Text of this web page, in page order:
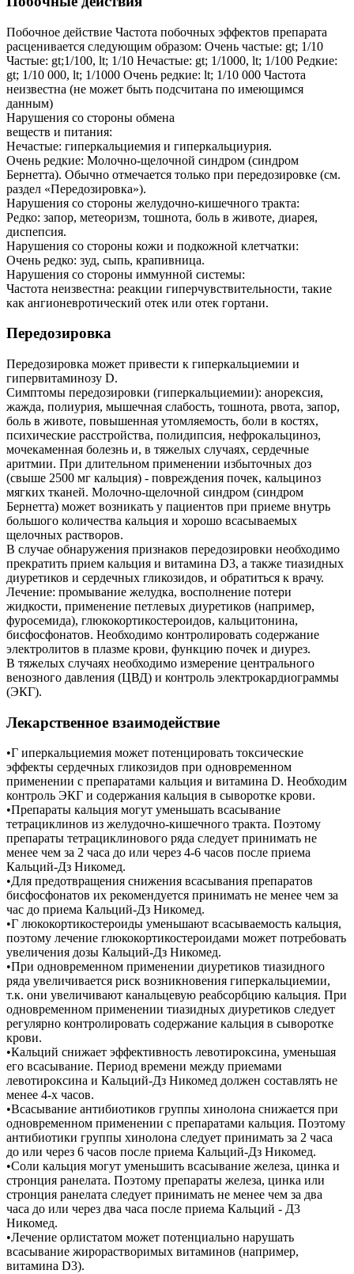
Побочное действие Частота побочных эффектов препарата
расценивается следующим образом: Очень частые: gt; 1/10
Частые: gt;1/100, lt; 1/10 Нечастые: gt; 1/1000, lt; 1/100 Редкие:
gt; 1/10 000, lt; 1/1000 Очень редкие: lt; 1/10 000 Частота
неизвестна (не может быть подсчитана по имеющимся
данным)
Нарушения со стороны обмена
веществ и питания:
Нечастые: гиперкальциемия и гиперкальциурия.
Очень редкие: Молочно-щелочной синдром (синдром
Бернетта). Обычно отмечается только при передозировке (см.
раздел «Передозировка»).
Нарушения со стороны желудочно-кишечного тракта:
Редко: запор, метеоризм, тошнота, боль в животе, диарея,
диспепсия.
Нарушения со стороны кожи и подкожной клетчатки:
Очень редко: зуд, сыпь, крапивница.
Нарушения со стороны иммунной системы:
Частота неизвестна: реакции гиперчувствительности, такие
как ангионевротический отек или отек гортани.
Передозировка
Передозировка может привести к гиперкальциемии и
гипервитаминозу D.
Симптомы передозировки (гиперкальциемии): анорексия,
жажда, полиурия, мышечная слабость, тошнота, рвота, запор,
боль в животе, повышенная утомляемость, боли в костях,
психические расстройства, полидипсия, нефрокальциноз,
мочекаменная болезнь и, в тяжелых случаях, сердечные
аритмии. При длительном применении избыточных доз
(свыше 2500 мг кальция) - повреждения почек, кальциноз
мягких тканей. Молочно-щелочной синдром (синдром
Бернетта) может возникать у пациентов при приеме внутрь
большого количества кальция и хорошо всасываемых
щелочных растворов.
В случае обнаружения признаков передозировки необходимо
прекратить прием кальция и витамина D3, а также тиазидных
диуретиков и сердечных гликозидов, и обратиться к врачу.
Лечение: промывание желудка, восполнение потери
жидкости, применение петлевых диуретиков (например,
фуросемида), глюкокортикостероидов, кальцитонина,
бисфосфонатов. Необходимо контролировать содержание
электролитов в плазме крови, функцию почек и диурез.
В тяжелых случаях необходимо измерение центрального
венозного давления (ЦВД) и контроль электрокардиограммы
(ЭКГ).
Лекарственное взаимодействие
•Г иперкальциемия может потенцировать токсические
эффекты сердечных гликозидов при одновременном
применении с препаратами кальция и витамина D. Необходим
контроль ЭКГ и содержания кальция в сыворотке крови.
•Препараты кальция могут уменьшать всасывание
тетрациклинов из желудочно-кишечного тракта. Поэтому
препараты тетрациклинового ряда следует принимать не
менее чем за 2 часа до или через 4-6 часов после приема
Кальций-Дз Никомед.
•Для предотвращения снижения всасывания препаратов
бисфосфонатов их рекомендуется принимать не менее чем за
час до приема Кальций-Дз Никомед.
•Г люкокортикостероиды уменьшают всасываемость кальция,
поэтому лечение глюкокортикостероидами может потребовать
увеличения дозы Кальций-Дз Никомед.
•При одновременном применении диуретиков тиазидного
ряда увеличивается риск возникновения гиперкальциемии,
т.к. они увеличивают канальцевую реабсорбцию кальция. При
одновременном применении тиазидных диуретиков следует
регулярно контролировать содержание кальция в сыворотке
крови.
•Кальций снижает эффективность левотироксина, уменьшая
его всасывание. Период времени между приемами
левотироксина и Кальций-Дз Никомед должен составлять не
менее 4-х часов.
•Всасывание антибиотиков группы хинолона снижается при
одновременном применении с препаратами кальция. Поэтому
антибиотики группы хинолона следует принимать за 2 часа
до или через 6 часов после приема Кальций-Дз Никомед.
•Соли кальция могут уменьшить всасывание железа, цинка и
стронция ранелата. Поэтому препараты железа, цинка или
стронция ранелата следует принимать не менее чем за два
часа до или через два часа после приема Кальций - Д3
Никомед.
•Лечение орлистатом может потенциально нарушать
всасывание жирорастворимых витаминов (например,
витамина D3).